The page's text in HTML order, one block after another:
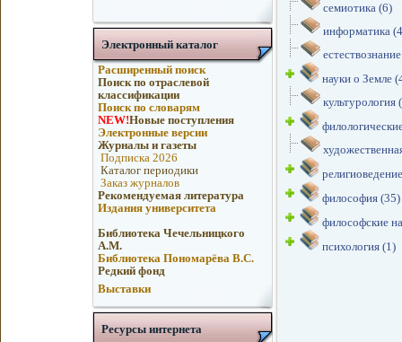
Электронный каталог
Расширенный поиск
Поиск по отраслевой
классификации
Поиск по словарям
NEW!Новые поступления
Электронные версии
Журналы и газеты
Подписка 2026
Каталог периодики
Заказ журналов
Рекомендуемая литература
Издания университета
Библиотека Чечельницкого
А.М.
Библиотека Пономарёва В.С.
Редкий фонд
Выставки
Ресурсы интернета
семиотика (6)
информатика
науки о Земле
культурология
философия (35)
философские
психология (1)